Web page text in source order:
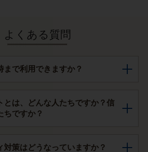
よくある質問
まで利用できますか？
とは、どんな人たちですか？信
ちですか？
対策はどうなっていますか？